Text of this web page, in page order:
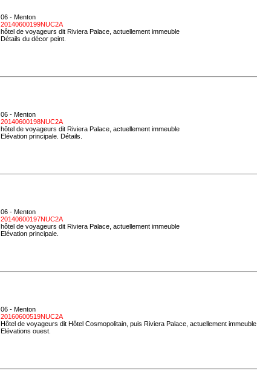
06 - Menton
20140600199NUC2A
hôtel de voyageurs dit Riviera Palace, actuellement immeuble
Détails du décor peint.
06 - Menton
20140600198NUC2A
hôtel de voyageurs dit Riviera Palace, actuellement immeuble
Elévation principale. Détails.
06 - Menton
20140600197NUC2A
hôtel de voyageurs dit Riviera Palace, actuellement immeuble
Elévation principale.
06 - Menton
20160600519NUC2A
Hôtel de voyageurs dit Hôtel Cosmopolitain, puis Riviera Palace, actuellement immeuble
Elévations ouest.